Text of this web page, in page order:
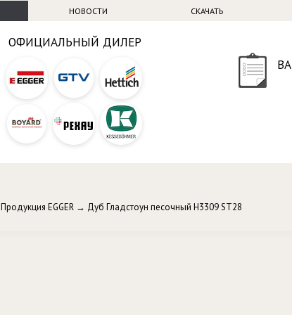
НОВОСТИ СКАЧАТЬ
ОФИЦИАЛЬНЫЙ ДИЛЕР
Продукция EGGER → Дуб Гладстоун песочный H3309 ST28